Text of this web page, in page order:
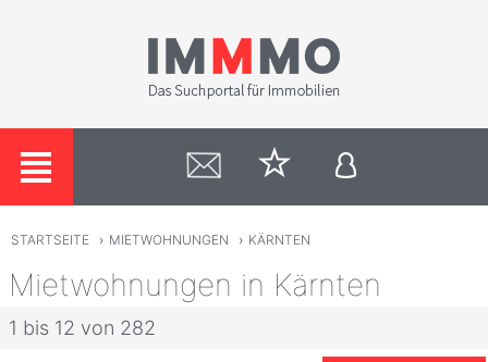
STARTSEITE › MIETWOHNUNGEN › KÄRNTEN
Mietwohnungen in Kärnten
1 bis 12 von 282